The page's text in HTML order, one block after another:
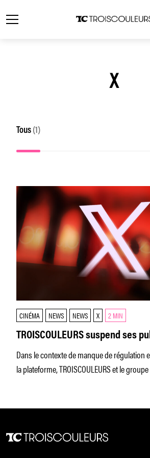
X
Tous (1)
CINÉMA NEWS NEWS X 2 MIN
TROISCOULEURS suspend ses
Dans le contexte de manque de régulation
la plateforme, TROISCOULEURS et le